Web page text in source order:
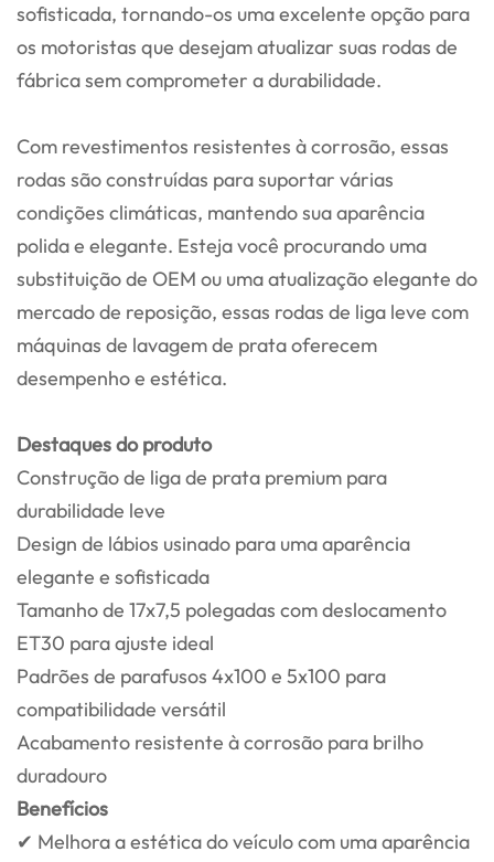
sofisticada, tornando-os uma excelente opção para
os motoristas que desejam atualizar suas rodas de
fábrica sem comprometer a durabilidade.
Com revestimentos resistentes à corrosão, essas
rodas são construídas para suportar várias
condições climáticas, mantendo sua aparência
polida e elegante. Esteja você procurando uma
substituição de OEM ou uma atualização elegante do
mercado de reposição, essas rodas de liga leve com
máquinas de lavagem de prata oferecem
desempenho e estética.
Destaques do produto
Construção de liga de prata premium para
durabilidade leve
Design de lábios usinado para uma aparência
elegante e sofisticada
Tamanho de 17x7,5 polegadas com deslocamento
ET30 para ajuste ideal
Padrões de parafusos 4x100 e 5x100 para
compatibilidade versátil
Acabamento resistente à corrosão para brilho
duradouro
Benefícios
✔ Melhora a estética do veículo com uma aparência